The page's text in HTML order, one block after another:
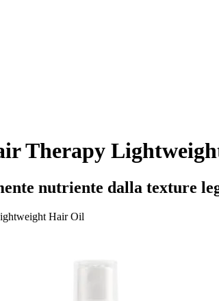
Therapy
nutriente dalla texture
Hair Oil